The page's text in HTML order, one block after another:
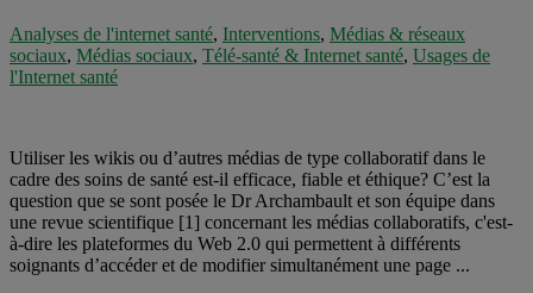
Analyses de l'internet santé, Interventions, Médias & réseaux
sociaux, Médias sociaux, Télé-santé & Internet santé, Usages de
l'Internet santé
Utiliser les wikis ou d’autres médias de type collaboratif dans le
cadre des soins de santé est-il efficace, fiable et éthique? C’est la
question que se sont posée le Dr Archambault et son équipe dans
une revue scientifique [1] concernant les médias collaboratifs, c'est-
à-dire les plateformes du Web 2.0 qui permettent à différents
soignants d’accéder et de modifier simultanément une page ...